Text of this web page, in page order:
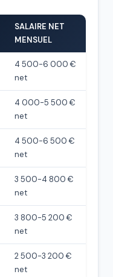
SALAIRE NET
MENSUEL
4 500-6 000 €
net
4 000-5 500 €
net
4 500-6 500 €
net
3 500-4 800 €
net
3 800-5 200 €
net
2 500-3 200 €
net